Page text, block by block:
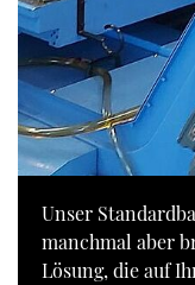
Unser
manchmal aber
Lösung, die auf